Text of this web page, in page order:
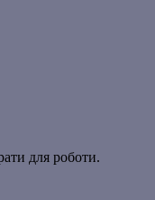
для роботи.